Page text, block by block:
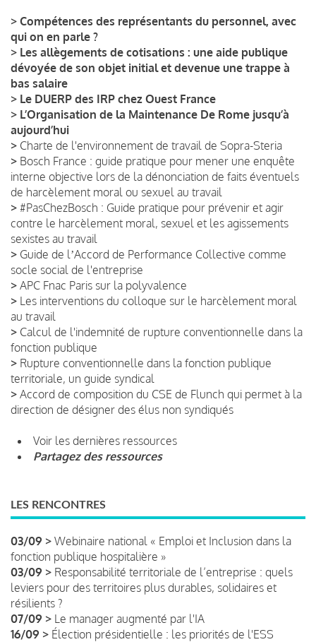
> Compétences des représentants du personnel, avec
qui on en parle ?
> Les allègements de cotisations : une aide publique
dévoyée de son objet initial et devenue une trappe à
bas salaire
> Le DUERP des IRP chez Ouest France
> L’Organisation de la Maintenance De Rome jusqu’à
aujourd’hui
> Charte de l'environnement de travail de Sopra-Steria
> Bosch France : guide pratique pour mener une enquête
interne objective lors de la dénonciation de faits éventuels
de harcèlement moral ou sexuel au travail
> #PasChezBosch : Guide pratique pour prévenir et agir
contre le harcèlement moral, sexuel et les agissements
sexistes au travail
> Guide de lʼAccord de Performance Collective comme
socle social de l'entreprise
> APC Fnac Paris sur la polyvalence
> Les interventions du colloque sur le harcèlement moral
au travail
> Calcul de l'indemnité de rupture conventionnelle dans la
fonction publique
> Rupture conventionnelle dans la fonction publique
territoriale, un guide syndical
> Accord de composition du CSE de Flunch qui permet à la
direction de désigner des élus non syndiqués
Voir les dernières ressources
Partagez des ressources
LES RENCONTRES
03/09 > Webinaire national « Emploi et Inclusion dans la
fonction publique hospitalière »
03/09 > Responsabilité territoriale de l’entreprise : quels
leviers pour des territoires plus durables, solidaires et
résilients ?
07/09 > Le manager augmenté par l'IA
16/09 > Élection présidentielle : les priorités de l'ESS